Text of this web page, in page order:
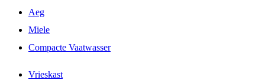
Aeg
Miele
Compacte Vaatwasser
Vrieskast